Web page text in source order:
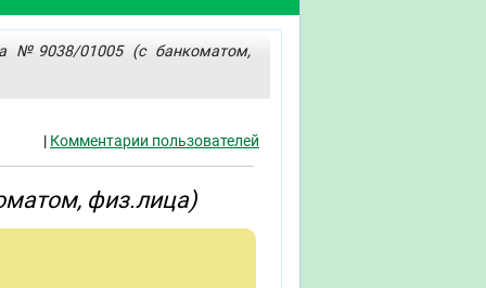
№9038/01005 (с банкоматом,
| Комментарии пользователей
физ.лица)